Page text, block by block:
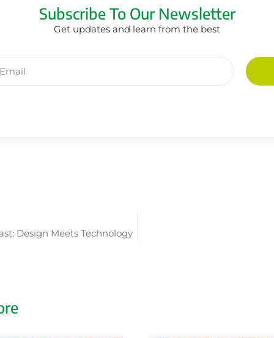
Subscribe To Our Newsletter
Get updates and learn from the best
Design Meets Technology